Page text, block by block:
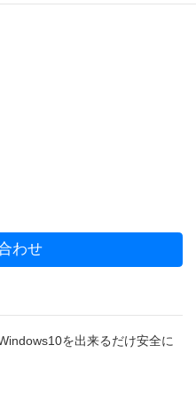
わせ
を出来るだけ安全に